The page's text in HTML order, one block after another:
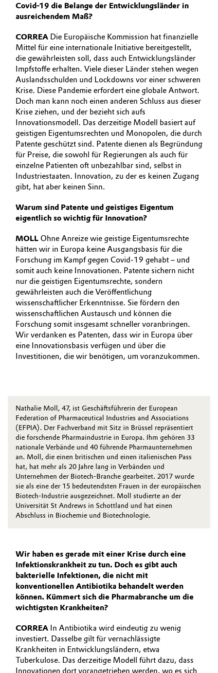
Covid-19 die Belange der Entwicklungsländer in
ausreichendem Maß?
CORREA Die Europäische Kommission hat finanzielle
Mittel für eine internationale Initiative bereitgestellt,
die gewährleisten soll, dass auch Entwicklungsländer
Impfstoffe erhalten. Viele dieser Länder stehen wegen
Auslandsschulden und Lockdowns vor einer schweren
Krise. Diese Pandemie erfordert eine globale Antwort.
Doch man kann noch einen anderen Schluss aus dieser
Krise ziehen, und der bezieht sich aufs
Innovationsmodell. Das derzeitige Modell basiert auf
geistigen Eigentumsrechten und Monopolen, die durch
Patente geschützt sind. Patente dienen als Begründung
für Preise, die sowohl für Regierungen als auch für
einzelne Patienten oft unbezahlbar sind, selbst in
Industriestaaten. Innovation, zu der es keinen Zugang
gibt, hat aber keinen Sinn.
Warum sind Patente und geistiges Eigentum
eigentlich so wichtig für Innovation?
MOLL Ohne Anreize wie geistige Eigentumsrechte
hätten wir in Europa keine Ausgangsbasis für die
Forschung im Kampf gegen Covid-19 gehabt – und
somit auch keine Innovationen. Patente sichern nicht
nur die geistigen Eigentumsrechte, sondern
gewährleisten auch die Veröffentlichung
wissenschaftlicher Erkenntnisse. Sie fördern den
wissenschaftlichen Austausch und können die
Forschung somit insgesamt schneller voranbringen.
Wir verdanken es Patenten, dass wir in Europa über
eine Innovationsbasis verfügen und über die
Investitionen, die wir benötigen, um voranzukommen.
Nathalie Moll, 47, ist Geschäftsführerin der European
Federation of Pharmaceutical Industries and Associations
(EFPIA). Der Fachverband mit Sitz in Brüssel repräsentiert
die forschende Pharmaindustrie in Europa. Ihm gehören 33
nationale Verbände und 40 führende Pharmaunternehmen
an. Moll, die einen britischen und einen italienischen Pass
hat, hat mehr als 20 Jahre lang in Verbänden und
Unternehmen der Biotech-Branche gearbeitet. 2017 wurde
sie als eine der 15 bedeutendsten Frauen in der europäischen
Biotech-Industrie ausgezeichnet. Moll studierte an der
Universität St Andrews in Schottland und hat einen
Abschluss in Biochemie und Biotechnologie.
Wir haben es gerade mit einer Krise durch eine
Infektionskrankheit zu tun. Doch es gibt auch
bakterielle Infektionen, die nicht mit
konventionellen Antibiotika behandelt werden
können. Kümmert sich die Pharmabranche um die
wichtigsten Krankheiten?
CORREA In Antibiotika wird eindeutig zu wenig
investiert. Dasselbe gilt für vernachlässigte
Krankheiten in Entwicklungsländern, etwa
Tuberkulose. Das derzeitige Modell führt dazu, dass
Innovationen dort vorangetrieben werden, wo es sich